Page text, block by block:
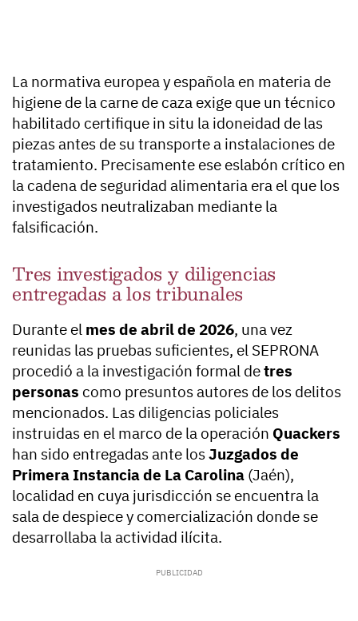
La normativa europea y española en materia de
higiene de la carne de caza exige que un técnico
habilitado certifique in situ la idoneidad de las
piezas antes de su transporte a instalaciones de
tratamiento. Precisamente ese eslabón crítico en
la cadena de seguridad alimentaria era el que los
investigados neutralizaban mediante la
falsificación.
Tres investigados y diligencias
entregadas a los tribunales
Durante el mes de abril de 2026, una vez
reunidas las pruebas suficientes, el SEPRONA
procedió a la investigación formal detres
personas como presuntos autores de los delitos
mencionados. Las diligencias policiales
instruidas en el marco de la operación Quackers
han sido entregadas ante losJuzgados de
Primera Instancia de La Carolina (Jaén),
localidad en cuya jurisdicción se encuentra la
sala de despiece y comercialización donde se
desarrollaba la actividad ilícita.